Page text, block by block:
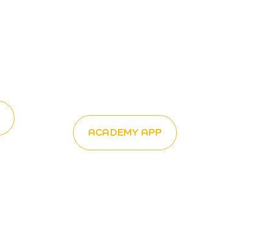
ACADEMY APP